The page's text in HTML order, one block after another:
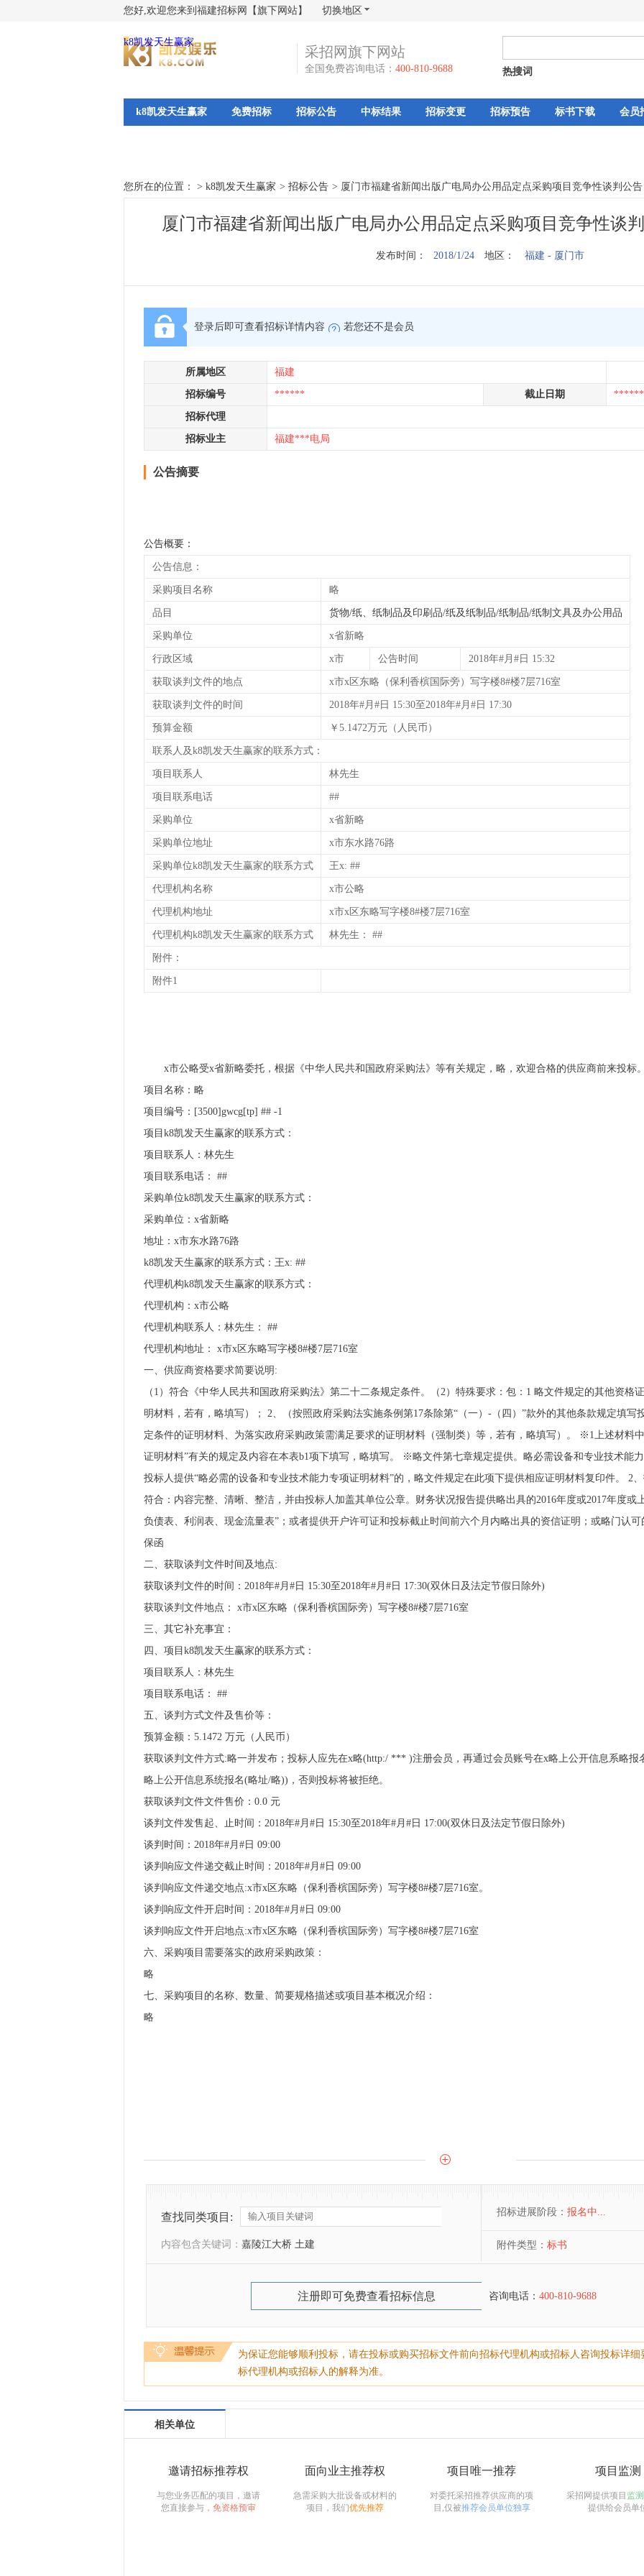
您好,欢迎您来到福建招标网【旗下网站】 切换地区
k8凯发天生赢家
采招网旗下网站
全国免费咨询电话： 400-810-9688 热搜词
k8凯发天生赢家 免费招标 招标公告 中标结果 招标变更 招标预告 标书下载 会员
您所在的位置： > k8凯发天生赢家 > 招标公告 > 厦门市福建省新闻出版广电局办公用品定点采购项目竞争性谈判公告
厦门市福建省新闻出版广电局办公用品定点采购项目竞争性谈
发布时间： 2018/1/24 地区： 福建 - 厦门市
登录后即可查看招标详情内容 若您还不是会员
所属地区 福建
招标编号 ****** 截止日期 ******
招标代理
招标业主 福建***电局
公告摘要
公告概要：
公告信息：
采购项目名称 略
品目 货物/纸、纸制品及印刷品/纸及纸制品/纸制品/纸制文具及办公用品
采购单位 x省新略
行政区域 x市 公告时间 2018年#月#日 15:32
获取谈判文件的地点 x市x区东略（保利香槟国际旁）写字楼8#楼7层716室
获取谈判文件的时间 2018年#月#日 15:30至2018年#月#日 17:30
预算金额 ￥5.1472万元（人民币）
联系人及k8凯发天生赢家的联系方式：
项目联系人 林先生
项目联系电话 ##
采购单位 x省新略
采购单位地址 x市东水路76路
采购单位k8凯发天生赢家的联系方式 王x: ##
代理机构名称 x市公略
代理机构地址 x市x区东略写字楼8#楼7层716室
代理机构k8凯发天生赢家的联系方式 林先生： ##
附件：
附件1
x市公略受x省新略委托，根据《中华人民共和国政府采购法》等有关规定，略，欢迎合格的供应商前来投标
项目名称：略
项目编号：[3500]gwcg[tp] ## -1
项目k8凯发天生赢家的联系方式：
项目联系人：林先生
项目联系电话： ##
采购单位k8凯发天生赢家的联系方式：
采购单位：x省新略
地址：x市东水路76路
k8凯发天生赢家的联系方式：王x: ##
代理机构k8凯发天生赢家的联系方式：
代理机构：x市公略
代理机构联系人：林先生： ##
代理机构地址： x市x区东略写字楼8#楼7层716室
一、供应商资格要求简要说明:
（1）符合《中华人民共和国政府采购法》第二十二条规定条件。（2）特殊要求：包：1 略文件规定的其他资格
明材料，若有，略填写）； 2、（按照政府采购法实施条例第17条除第“（一）-（四）”款外的其他条款规定填写
定条件的证明材料、为落实政府采购政策需满足要求的证明材料（强制类）等，若有，略填写）。 ※1上述材料
证明材料”有关的规定及内容在本表b1项下填写，略填写。 ※略文件第七章规定提供。略必需设备和专业技术能
投标人提供“略必需的设备和专业技术能力专项证明材料”的，略文件规定在此项下提供相应证明材料复印件。 2
符合：内容完整、清晰、整洁，并由投标人加盖其单位公章。财务状况报告提供略出具的2016年度或2017年度或
负债表、利润表、现金流量表”；或者提供开户许可证和投标截止时间前六个月内略出具的资信证明；或略门认
保函
二、获取谈判文件时间及地点:
获取谈判文件的时间：2018年#月#日 15:30至2018年#月#日 17:30(双休日及法定节假日除外)
获取谈判文件地点： x市x区东略（保利香槟国际旁）写字楼8#楼7层716室
三、其它补充事宜：
四、项目k8凯发天生赢家的联系方式：
项目联系人：林先生
项目联系电话： ##
五、谈判方式文件及售价等：
预算金额：5.1472 万元（人民币）
获取谈判文件方式:略一并发布；投标人应先在x略(http:/ *** )注册会员，再通过会员账号在x略上公开信息系略
略上公开信息系统报名(略址/略))，否则投标将被拒绝。
获取谈判文件文件售价：0.0 元
谈判文件发售起、止时间：2018年#月#日 15:30至2018年#月#日 17:00(双休日及法定节假日除外)
谈判时间：2018年#月#日 09:00
谈判响应文件递交截止时间：2018年#月#日 09:00
谈判响应文件递交地点:x市x区东略（保利香槟国际旁）写字楼8#楼7层716室。
谈判响应文件开启时间：2018年#月#日 09:00
谈判响应文件开启地点:x市x区东略（保利香槟国际旁）写字楼8#楼7层716室
六、采购项目需要落实的政府采购政策：
略
七、采购项目的名称、数量、简要规格描述或项目基本概况介绍：
略
查找同类项目:
内容包含关键词： 嘉陵江大桥 土建
招标进展阶段： 报名中...
附件类型： 标书
注册即可免费查看招标信息 咨询电话： 400-810-9688
为保证您能够顺利投标，请在投标或购买招标文件前向招标代理机构或招标人咨询投标详
标代理机构或招标人的解释为准。
相关单位
邀请招标推荐权
与您业务匹配的项目，邀请
您直接参与， 免资格预审
面向业主推荐权
急需采购大批设备或材料的
项目，我们优先推荐
项目唯一推荐
对委托采招推荐供应商的项
目,仅被推荐会员单位独享
项目监测
采招网提供项目 监
提供给会员单